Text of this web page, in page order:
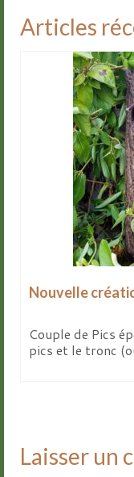
Articles
Nouvelle
Couple de Pics
pics et le tronc
Laisser un